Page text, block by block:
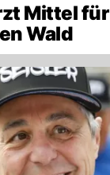
Mittel für
Wald